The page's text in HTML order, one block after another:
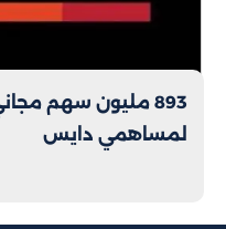
893 مليون سهم
لمساهمي دايس